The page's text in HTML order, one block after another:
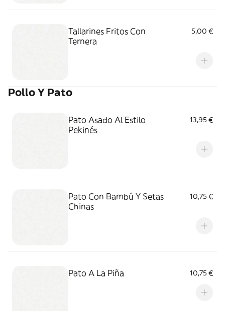
Tallarines Fritos Con
Ternera
5,00 €
Pollo Y Pato
Pato Asado Al Estilo
Pekinés
13,95 €
Pato Con Bambú Y Setas
Chinas
10,75 €
Pato A La Piña 10,75 €